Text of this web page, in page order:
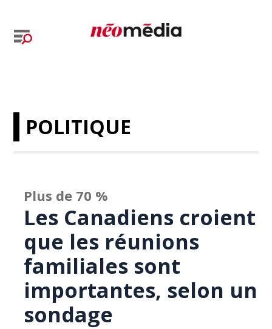
POLITIQUE
Plus de 70 %
Les Canadiens croient
que les réunions
familiales sont
importantes, selon un
sondage